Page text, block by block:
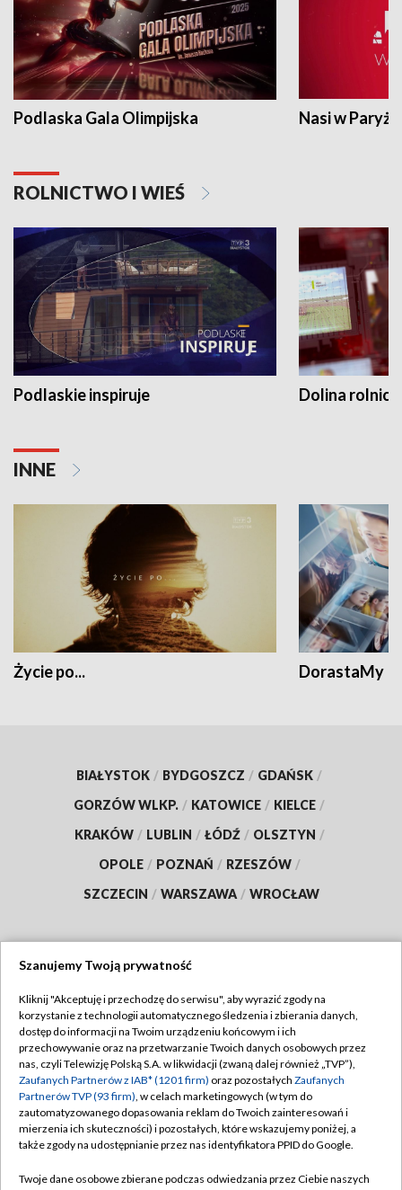
Podlaska Gala Olimpijska Nasi w Paryżu
ROLNICTWO I WIEŚ
Podlaskie inspiruje Dolina
INNE
Życie po... DorastaMy
BIAŁYSTOK / BYDGOSZCZ / GDAŃSK /
GORZÓW WLKP. / KATOWICE / KIELCE /
KRAKÓW / LUBLIN / ŁÓDŹ / OLSZTYN /
OPOLE / POZNAŃ / RZESZÓW /
SZCZECIN / WARSZAWA / WROCŁAW
TVP
Abonament TVP
Emisja w TVP
Centrum informacji TVP
Naziemna Telewizja Cyfrowa
Regulamin TVP
Polityka prywatności
Moje zgody
Pomoc
Szanujemy Twoją prywatność
Kliknij "Akceptuję i przechodzę do serwisu", aby wyrazić zgody na
korzystanie z technologii automatycznego śledzenia i zbierania danych,
dostęp do informacji na Twoim urządzeniu końcowym i ich
przechowywanie oraz na przetwarzanie Twoich danych osobowych przez
nas, czyli Telewizję Polską S.A. w likwidacji (zwaną dalej również „TVP”),
Zaufanych Partnerów z IAB* (1201 firm) oraz pozostałych Zaufanych
Partnerów TVP (93 firm), w celach marketingowych (w tym do
zautomatyzowanego dopasowania reklam do Twoich zainteresowań i
mierzenia ich skuteczności) i pozostałych, które wskazujemy poniżej, a
także zgody na udostępnianie przez nas identyfikatora PPID do Google.
Twoje dane osobowe zbierane podczas odwiedzania przez Ciebie naszych